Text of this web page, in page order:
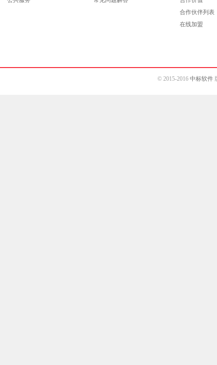
合作伙伴列表
在线加盟
© 2015-2016 中标软件